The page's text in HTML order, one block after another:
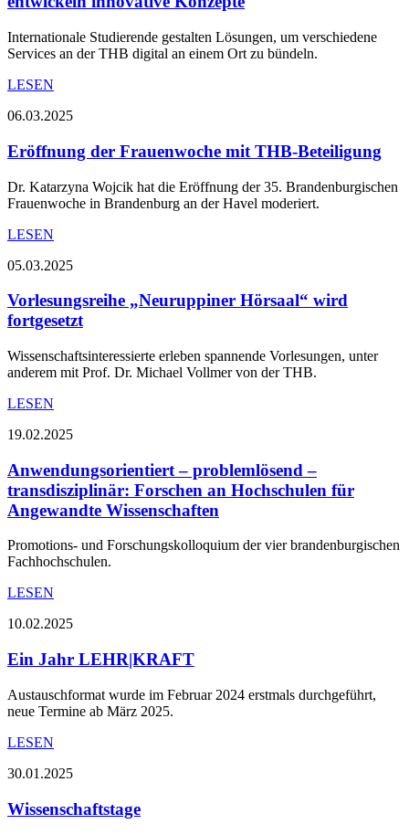
Internationale Studierende gestalten Lösungen, um verschiedene
Services an der THB digital an einem Ort zu bündeln.
LESEN
06.03.2025
Eröffnung der Frauenwoche mit THB-Beteiligung
Dr. Katarzyna Wojcik hat die Eröffnung der 35. Brandenburgischen
Frauenwoche in Brandenburg an der Havel moderiert.
LESEN
05.03.2025
Vorlesungsreihe „Neuruppiner Hörsaal“ wird
fortgesetzt
Wissenschaftsinteressierte erleben spannende Vorlesungen, unter
anderem mit Prof. Dr. Michael Vollmer von der THB.
LESEN
19.02.2025
Anwendungsorientiert – problemlösend –
transdisziplinär: Forschen an Hochschulen für
Angewandte Wissenschaften
Promotions- und Forschungskolloquium der vier brandenburgischen
Fachhochschulen.
LESEN
10.02.2025
Ein Jahr LEHR|KRAFT
Austauschformat wurde im Februar 2024 erstmals durchgeführt,
neue Termine ab März 2025.
LESEN
30.01.2025
Wissenschaftstage